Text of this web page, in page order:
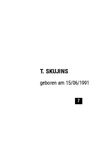
T. SKUJINS
geboren am 15/06/1991
7